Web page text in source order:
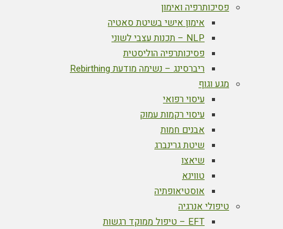
פסיכותרפיה ואימון
אימון אישי בשיטת סאטיה
NLP – תכנות עצבי לשוני
פסיכותרפיה הוליסטית
ריברסינג – נשימה מודעת Rebirthing
מגע וגוף
עיסוי רפואי
עיסוי רקמות עמוק
אבנים חמות
שיטת גרינברג
שיאצו
טווינא
אוסטיאופתיה
טיפולי אנרגיה
EFT – טיפול ממוקד רגשות